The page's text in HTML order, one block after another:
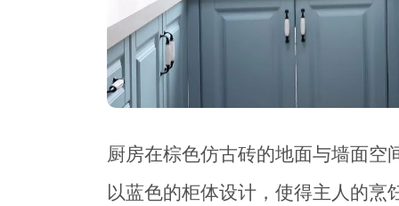
厨房在棕色仿古砖的地面与墙面空
以蓝色的柜体设计，使得主人的